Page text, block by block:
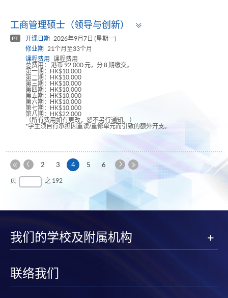
工商管理硕士（领导与创新）
PT 开课日期
2026年9月7日 (星期一)
修业期
21个月至33个月
课程费用
课程费用
总费用： 港币 92,000 元，分 8 期缴交。
第一期：HK$10,000
第二期：HK$10,000
第三期：HK$10,000
第四期：HK$10,000
第五期：HK$10,000
第六期：HK$10,000
第七期：HK$10,000
第八期：HK$22,000
（所有费用如有更改，恕不另行通知。）
*学生须自行承担因重读/重修单元而引致的额外开支。
第
一
上
2 3 4本
5 6
下
页
页
页 之 192
我们的学校及附属机构
联络我们